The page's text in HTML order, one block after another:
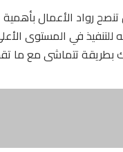
رواد الأعمال
في المستوى
بطريقة تتماشى مع ما